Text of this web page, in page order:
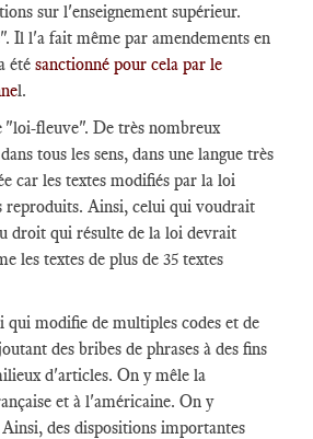
sur l'enseignement supérieur.
Il l'a fait même par amendements en
été sanctionné pour cela par le
l.
"loi-fleuve". De très nombreux
tous les sens, dans une langue très
car les textes modifiés par la loi
reproduits. Ainsi, celui qui voudrait
droit qui résulte de la loi devrait
les textes de plus de 35 textes
qui modifie de multiples codes et de
des bribes de phrases à des fins
d'articles. On y mêle la
et à l'américaine. On y
Ainsi, des dispositions importantes